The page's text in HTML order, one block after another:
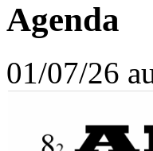
Agenda
01/07/26